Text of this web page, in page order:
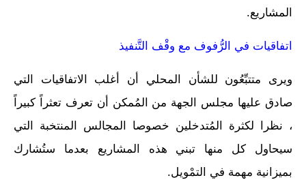
المشاريع.
اتفاقيات في الرُّفوف مع وقْف التَّنفيذ
ويرى متتبِّعُون للشأن المحلي أن أغلب الاتفاقيات التي
صادق عليها مجلس الجهة من المُمكن أن تعرف تعثراً كبيراً
، نظرا لكثرة المُتدخلين خصوصا المجالس المنتخبة التي
سيحاول كل منها تبني هذه المشاريع بعدما ستُشارك
بميزانية مهمة في التمْويل.